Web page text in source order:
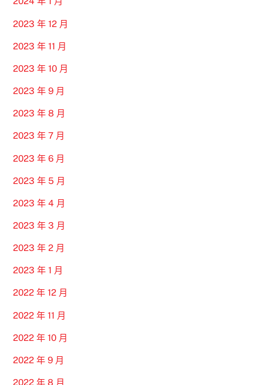
2023 年 12 月
2023 年 11 月
2023 年 10 月
2023 年 9 月
2023 年 8 月
2023 年 7 月
2023 年 6 月
2023 年 5 月
2023 年 4 月
2023 年 3 月
2023 年 2 月
2023 年 1 月
2022 年 12 月
2022 年 11 月
2022 年 10 月
2022 年 9 月
2022 年 8 月